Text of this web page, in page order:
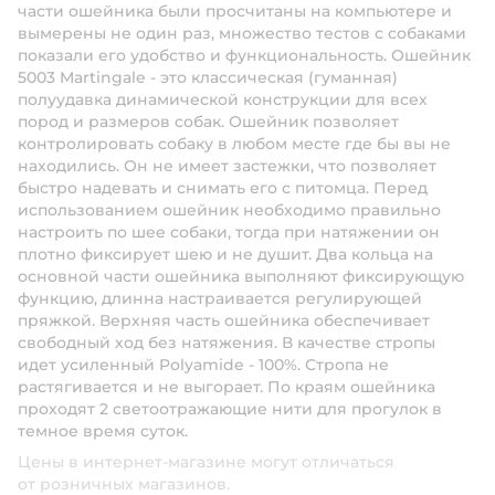
части ошейника были просчитаны на компьютере и
вымерены не один раз, множество тестов с собаками
показали его удобство и функциональность. Ошейник
5003 Martingale - это классическая (гуманная)
полуудавка динамической конструкции для всех
пород и размеров собак. Ошейник позволяет
контролировать собаку в любом месте где бы вы не
находились. Он не имеет застежки, что позволяет
быстро надевать и снимать его с питомца. Перед
использованием ошейник необходимо правильно
настроить по шее собаки, тогда при натяжении он
плотно фиксирует шею и не душит. Два кольца на
основной части ошейника выполняют фиксирующую
функцию, длинна настраивается регулирующей
пряжкой. Верхняя часть ошейника обеспечивает
свободный ход без натяжения. В качестве стропы
идет усиленный Polyamide - 100%. Стропа не
растягивается и не выгорает. По краям ошейника
проходят 2 светоотражающие нити для прогулок в
темное время суток.
Цены в интернет-магазине могут отличаться
от розничных магазинов.